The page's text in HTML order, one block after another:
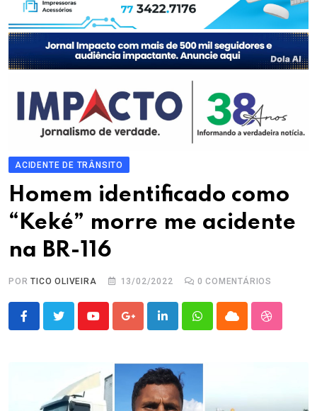
ACIDENTE DE TRÂNSITO
Homem identificado como
“Keké” morre me acidente
na BR-116
PORTICO OLIVEIRA 13/02/2022 0 COMENTÁRIOS
YoutubeGoogle+LinkedInWhatsappCloud